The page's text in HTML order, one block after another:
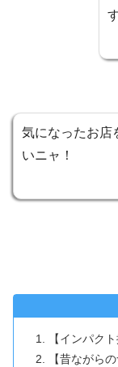
気になったお店
いニャ！
【インパク
【昔ながら